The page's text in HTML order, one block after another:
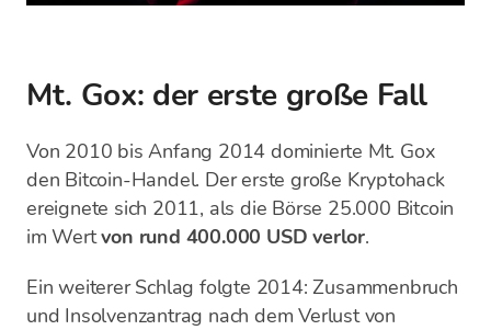
Mt. Gox: der erste große Fall
Von 2010 bis Anfang 2014 dominierte Mt. Gox
den Bitcoin-Handel. Der erste große Kryptohack
ereignete sich 2011, als die Börse 25.000 Bitcoin
im Wertvon rund 400.000 USD verlor.
Ein weiterer Schlag folgte 2014: Zusammenbruch
und Insolvenzantrag nach dem Verlust von